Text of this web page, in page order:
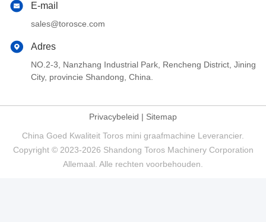
E-mail
sales@torosce.com
Adres
NO.2-3, Nanzhang Industrial Park, Rencheng District, Jining
City, provincie Shandong, China.
Privacybeleid | Sitemap
China Goed Kwaliteit Toros mini graafmachine Leverancier.
Copyright © 2023-2026 Shandong Toros Machinery Corporation
Allemaal. Alle rechten voorbehouden.